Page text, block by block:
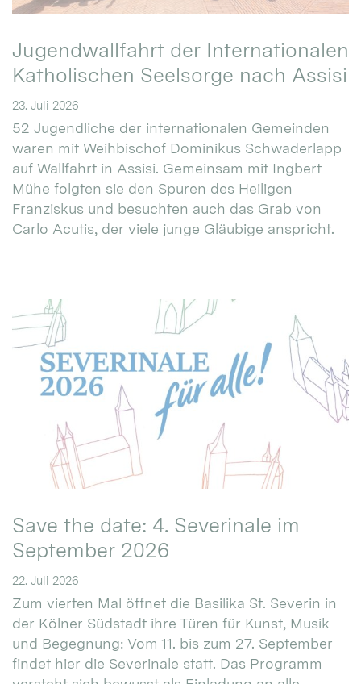
Jugendwallfahrt der Internationalen
Katholischen Seelsorge nach Assisi
23. Juli 2026
52 Jugendliche der internationalen Gemeinden
waren mit Weihbischof Dominikus Schwaderlapp
auf Wallfahrt in Assisi. Gemeinsam mit Ingbert
Mühe folgten sie den Spuren des Heiligen
Franziskus und besuchten auch das Grab von
Carlo Acutis, der viele junge Gläubige anspricht.
Save the date: 4. Severinale im
September 2026
22. Juli 2026
Zum vierten Mal öffnet die Basilika St. Severin in
der Kölner Südstadt ihre Türen für Kunst, Musik
und Begegnung: Vom 11. bis zum 27. September
findet hier die Severinale statt. Das Programm